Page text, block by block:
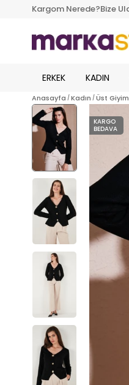
Kargom Nerede?Bize
ERKEK KADIN
Anasayfa Kadın Üst Giyim
KARGO
BEDAVA